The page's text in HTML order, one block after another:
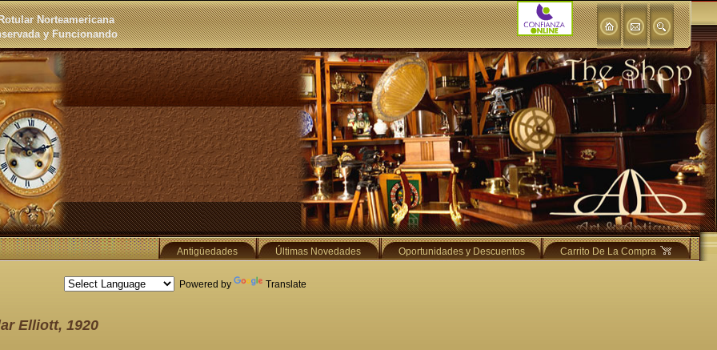
Norteamericana
y Funcionando
Powered by Translate
Antigüedades Últimas Novedades Oportunidades y Descuentos Carrito De La Compra
Elliott, 1920